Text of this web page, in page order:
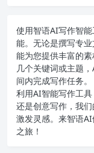
使用智语AI写作智
能。无论是撰写专
能为您提供丰富的
几个关键词或主题
间内完成写作任务。
利用AI智能写作工
还是创意写作，我
激发灵感。来智语
之旅！